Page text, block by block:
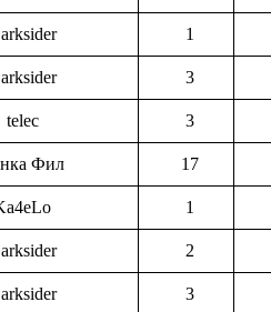
1
3
telec 3
Фил 17
1
2
3